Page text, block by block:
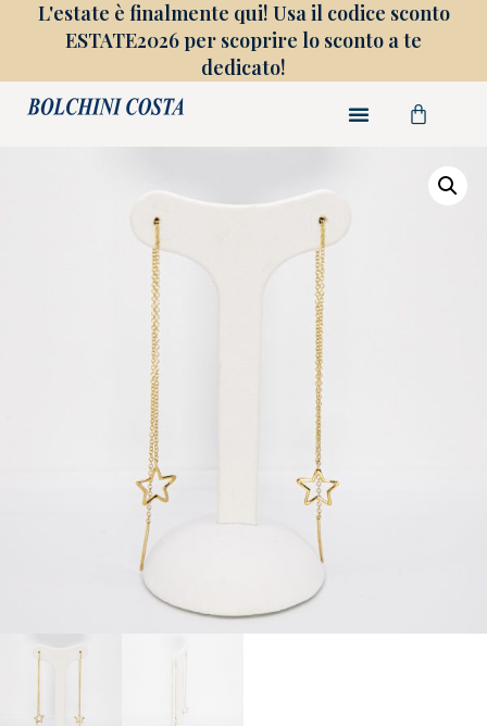
L'estate è finalmente qui! Usa il codice sconto
ESTATE2026 per scoprire lo sconto a te
dedicato!